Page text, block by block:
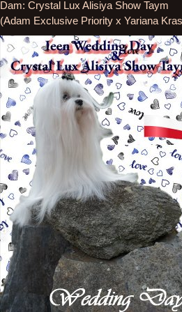
Dam: Crystal Lux Alisiya Show Taym
(Adam Exclusive Priority x Yariana